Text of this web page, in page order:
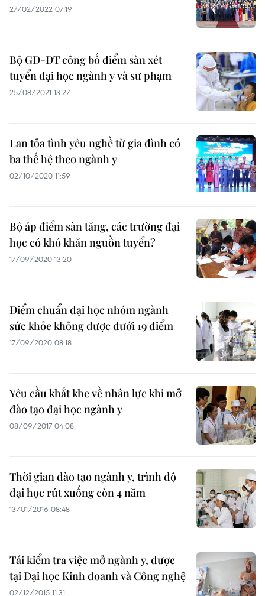
27/02/2022 07:19
Bộ GD-ĐT công bố điểm sàn xét
tuyển đại học ngành y và sư phạm
25/08/2021 13:27
Lan tỏa tình yêu nghề từ gia đình có
ba thế hệ theo ngành y
02/10/2020 11:59
Bộ áp điểm sàn tăng, các trường đại
học có khó khăn nguồn tuyển?
17/09/2020 13:20
Điểm chuẩn đại học nhóm ngành
sức khỏe không được dưới 19 điểm
17/09/2020 08:18
Yêu cầu khắt khe về nhân lực khi mở
đào tạo đại học ngành y
08/09/2017 04:08
Thời gian đào tạo ngành y, trình độ
đại học rút xuống còn 4 năm
13/01/2016 08:48
Tái kiểm tra việc mở ngành y, dược
tại Đại học Kinh doanh và Công nghệ
02/12/2015 11:31